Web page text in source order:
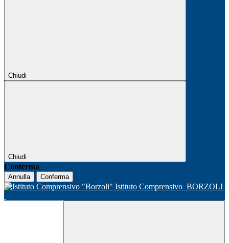
Chiudi
Chiudi
Conferma
Annulla Conferma
Istituto Comprensivo BORZOLI